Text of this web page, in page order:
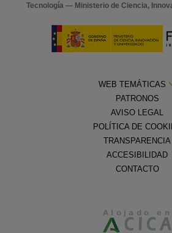
Tecnología — Ministerio de Ciencia,
WEB TEMÁTICAS
PATRONOS
AVISO LEGAL
POLÍTICA DE
TRANSPARENCIA
ACCESIBILIDAD
CONTACTO